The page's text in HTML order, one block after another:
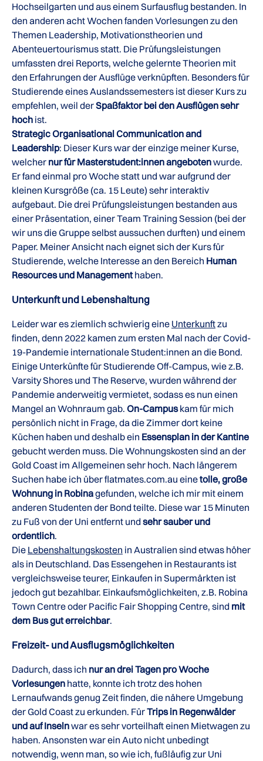
Hochseilgarten und aus einem Surfausflug bestanden. In
den anderen acht Wochen fanden Vorlesungen zu den
Themen Leadership, Motivationstheorien und
Abenteuertourismus statt. Die Prüfungsleistungen
umfassten drei Reports, welche gelernte Theorien mit
den Erfahrungen der Ausflüge verknüpften. Besonders für
Studierende eines Auslandssemesters ist dieser Kurs zu
empfehlen, weil derSpaßfaktor bei den Ausflügen sehr
hoch ist.
Strategic Organisational Communication and
Leadership: Dieser Kurs war der einzige meiner Kurse,
welcher nur für Masterstudent:innen angebotenwurde.
Er fand einmal pro Woche statt und war aufgrund der
kleinen Kursgröße (ca. 15 Leute) sehr interaktiv
aufgebaut. Die drei Prüfungsleistungen bestanden aus
einer Präsentation, einer Team Training Session (bei der
wir uns die Gruppe selbst aussuchen durften) und einem
Paper. Meiner Ansicht nach eignet sich der Kurs für
Studierende, welche Interesse an den Bereich Human
Resources und Managementhaben.
Unterkunft und Lebenshaltung
Leider war es ziemlich schwierig eine Unterkunftzu
finden, denn 2022 kamen zum ersten Mal nach der Covid-
19-Pandemie internationale Student:innen an die Bond.
Einige Unterkünfte für Studierende Off-Campus, wie z.B.
Varsity Shores und The Reserve, wurden während der
Pandemie anderweitig vermietet, sodass es nun einen
Mangel an Wohnraum gab. On-Campuskam für mich
persönlich nicht in Frage, da die Zimmer dort keine
Küchen haben und deshalb ein Essensplan in der Kantine
gebucht werden muss. Die Wohnungskosten sind an der
Gold Coast im Allgemeinen sehr hoch. Nach längerem
Suchen habe ich über flatmates.com.au einetolle, große
Wohnung in Robinagefunden, welche ich mir mit einem
anderen Studenten der Bond teilte. Diese war 15 Minuten
zu Fuß von der Uni entfernt und sehr sauber und
ordentlich.
Die Lebenshaltungskosten in Australien sind etwas höher
als in Deutschland. Das Essengehen in Restaurants ist
vergleichsweise teurer, Einkaufen in Supermärkten ist
jedoch gut bezahlbar. Einkaufsmöglichkeiten, z.B. Robina
Town Centre oder Pacific Fair Shopping Centre, sind mit
dem Bus gut erreichbar.
Freizeit- und Ausflugsmöglichkeiten
Dadurch, dass ich nur an drei Tagen pro Woche
Vorlesungen hatte, konnte ich trotz des hohen
Lernaufwands genug Zeit finden, die nähere Umgebung
der Gold Coast zu erkunden. FürTrips in Regenwälder
und auf Inselnwar es sehr vorteilhaft einen Mietwagen zu
haben. Ansonsten war ein Auto nicht unbedingt
notwendig, wenn man, so wie ich, fußläufig zur Uni